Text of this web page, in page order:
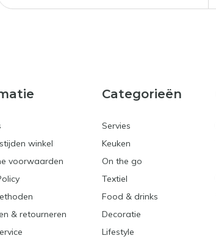
winkel
voorwaarden
& retourneren
Categorieën
Servies
Keuken
On the go
Textiel
Food & drinks
Decoratie
Lifestyle